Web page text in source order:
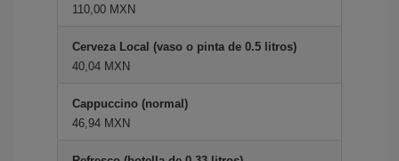
110,00 MXN
Cerveza Local (vaso o pinta de 0.5 litros)
40,04 MXN
Cappuccino (normal)
46,94 MXN